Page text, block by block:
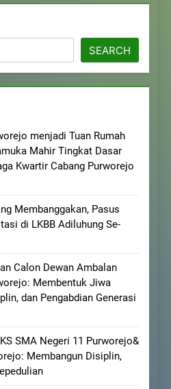
SEARCH
menjadi Tuan Rumah
Mahir Tingkat Dasar
Kwartir Cabang Purworejo
Membanggakan, Pasus
di LKBB Adiluhung Se-
Calon Dewan Ambalan
Membentuk Jiwa
dan Pengabdian Generasi
SMA Negeri 11 Purworejo&
Membangun Disiplin,